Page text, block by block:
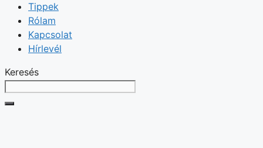
Tippek
Rólam
Kapcsolat
Hírlevél
Keresés